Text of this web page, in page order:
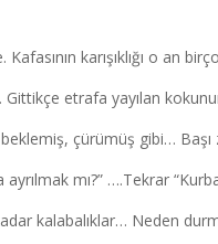
karışıklığı o an
etrafa yayılan
çürümüş gibi… Başı
mı?” ….Tekrar
kalabalıklar… Neden